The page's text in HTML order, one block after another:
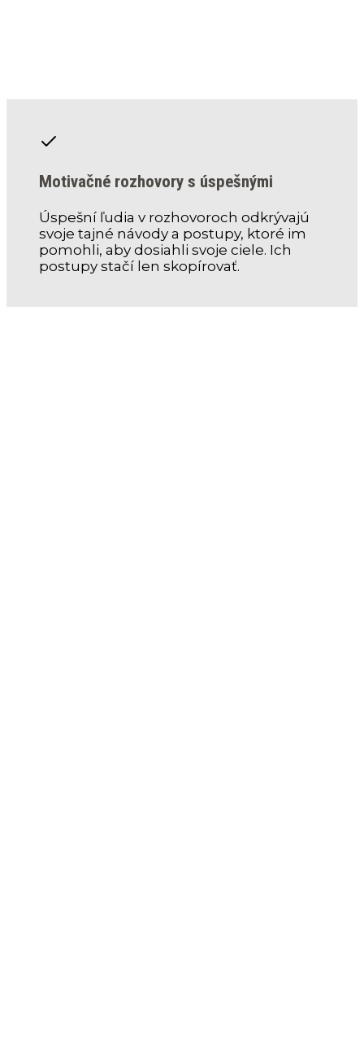
Motivačné rozhovory s úspešnými
Úspešní ľudia v rozhovoroch odkrývajú
svoje tajné návody a postupy, ktoré im
pomohli, aby dosiahli svoje ciele. Ich
postupy stačí len skopírovať.